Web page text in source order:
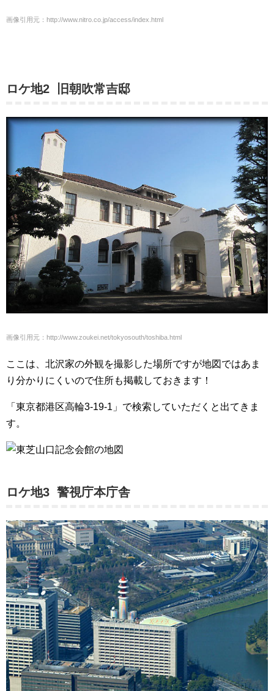
画像引用元：http://www.nitro.co.jp/access/index.html
ロケ地2 旧朝吹常吉邸
画像引用元：http://www.zoukei.net/tokyosouth/toshiba.html
ここは、北沢家の外観を撮影した場所ですが地図ではあま
り分かりにくいので住所も掲載しておきます！
「東京都港区高輪3-19-1」で検索していただくと出てきま
す。
ロケ地3 警視庁本庁舎